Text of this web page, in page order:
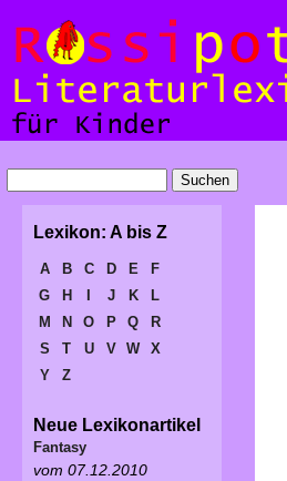
Lexikon: A bis Z
A B C D E
F
G
H J K
L
M
N O P Q
R
S
T U V W
X
Y
Z
Neue Lexikonartikel
Fantasy
vom 07.12.2010